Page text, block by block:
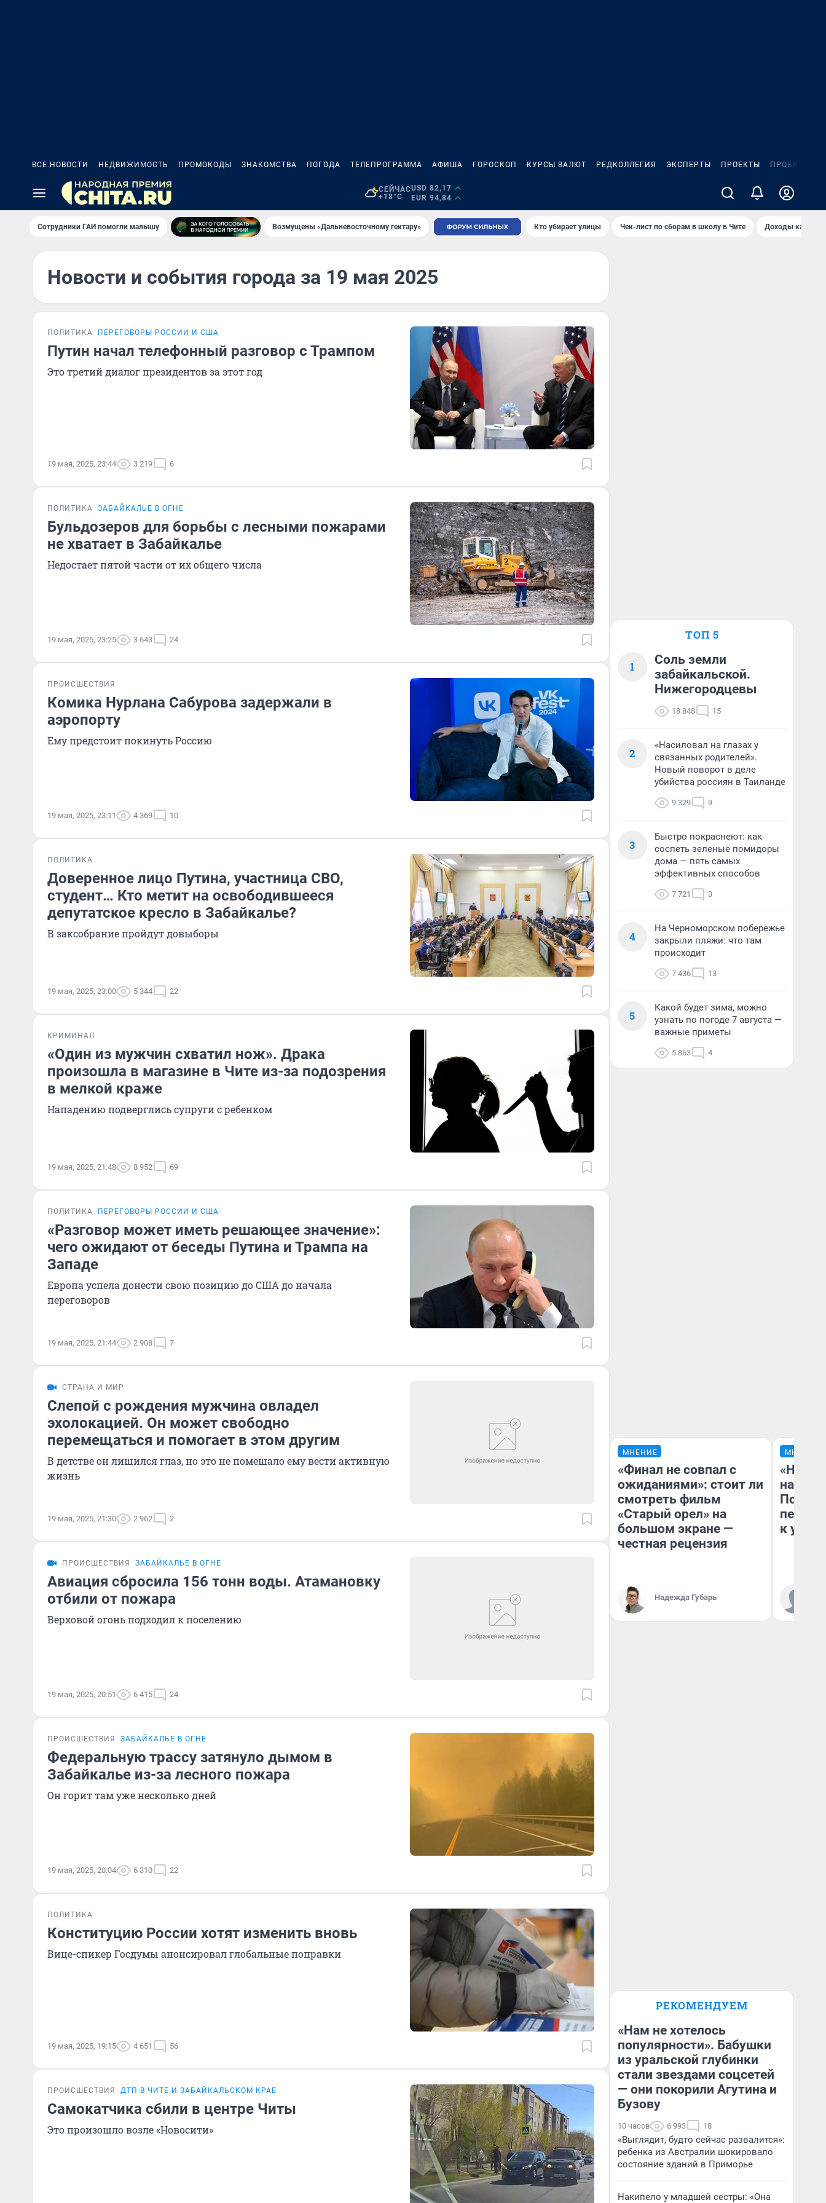
ВСЕ НОВОСТИ НЕДВИЖИМОСТЬ ПРОМОКОДЫ ЗНАКОМСТВА ПОГОДА ТЕЛЕПРОГРАММА АФИША ГОРОСКОП КУРСЫ ВАЛЮТ РЕДКОЛЛЕГИЯ ЭКСПЕРТЫ ПРОЕКТЫ ПРОБКИ
СЕЙЧАС
+18°C
USD 82,17
EUR 94,84
Сотрудники ГАИ помогли малышу Возмущены «Дальневосточному гектару» Кто убирает улицы Чек-лист по сборам в школу в Чите Доходы
Новости и события города за 19 мая 2025
ПОЛИТИКА ПЕРЕГОВОРЫ РОССИИ И США
Путин начал телефонный разговор с Трампом
Это третий диалог президентов за этот год
19 мая, 2025, 23:44 3 219 6
ПОЛИТИКА ЗАБАЙКАЛЬЕ В ОГНЕ
Бульдозеров для борьбы с лесными пожарами
не хватает в Забайкалье
Недостает пятой части от их общего числа
19 мая, 2025, 23:25 3 643 24
ПРОИСШЕСТВИЯ
Комика Нурлана Сабурова задержали в
аэропорту
Ему предстоит покинуть Россию
19 мая, 2025, 23:11 4 369 10
ПОЛИТИКА
Доверенное лицо Путина, участница СВО,
студент… Кто метит на освободившееся
депутатское кресло в Забайкалье?
В заксобрание пройдут довыборы
19 мая, 2025, 23:00 5 344 22
КРИМИНАЛ
«Один из мужчин схватил нож». Драка
произошла в магазине в Чите из-за подозрения
в мелкой краже
Нападению подверглись супруги с ребенком
19 мая, 2025, 21:48 8 952 69
ПОЛИТИКА ПЕРЕГОВОРЫ РОССИИ И США
«Разговор может иметь решающее значение»:
чего ожидают от беседы Путина и Трампа на
Западе
Европа успела донести свою позицию до США до начала
переговоров
19 мая, 2025, 21:44 2 908 7
СТРАНА И МИР
Слепой с рождения мужчина овладел
эхолокацией. Он может свободно
перемещаться и помогает в этом другим
В детстве он лишился глаз, но это не помешало ему вести активную
жизнь
19 мая, 2025, 21:30 2 962 2
ПРОИСШЕСТВИЯ ЗАБАЙКАЛЬЕ В ОГНЕ
Авиация сбросила 156 тонн воды. Атамановку
отбили от пожара
Верховой огонь подходил к поселению
19 мая, 2025, 20:51 6 415 24
ПРОИСШЕСТВИЯ ЗАБАЙКАЛЬЕ В ОГНЕ
Федеральную трассу затянуло дымом в
Забайкалье из-за лесного пожара
Он горит там уже несколько дней
19 мая, 2025, 20:04 6 310 22
ПОЛИТИКА
Конституцию России хотят изменить вновь
Вице-спикер Госдумы анонсировал глобальные поправки
19 мая, 2025, 19:15 4 651 56
ПРОИСШЕСТВИЯ ДТП В ЧИТЕ И ЗАБАЙКАЛЬСКОМ КРАЕ
Самокатчика сбили в центре Читы
Это произошло возле «Новосити»
ТОП 5
1
Соль земли
забайкальской.
Нижегородцевы
18 848 15
2
«Насиловал на глазах у
связанных родителей».
Новый поворот в деле
убийства россиян в Таиланде
9 329 9
3
Быстро покраснеют: как
соспеть зеленые помидоры
дома — пять самых
эффективных способов
7 721 3
4
На Черноморском побережье
закрыли пляжи: что там
происходит
7 436 13
5
Какой будет зима, можно
узнать по погоде 7 августа —
важные приметы
5 863 4
МНЕНИЕ
«Финал не совпал с
ожиданиями»: стоит ли
смотреть фильм
«Старый орел» на
большом экране —
честная рецензия
Надежда Губарь
МНЕНИЕ
«Надо
надо
к
РЕКОМЕНДУЕМ
«Нам не хотелось
популярности». Бабушки
из уральской глубинки
стали звездами соцсетей
— они покорили Агутина и
Бузову
10 часов 6 993 18
«Выглядит, будто сейчас развалится»:
ребенка из Австралии шокировало
состояние зданий в Приморье
Накипело у младшей сестры: «Она